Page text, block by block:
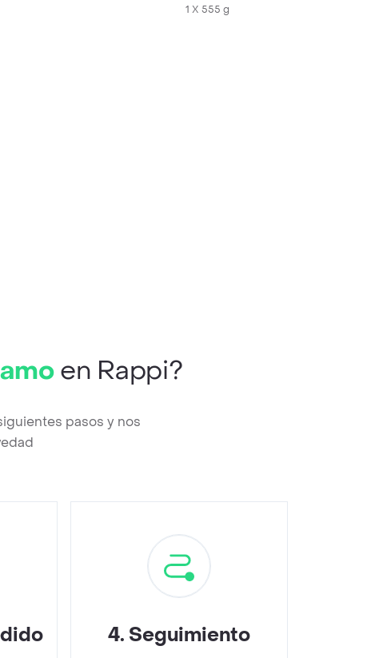
1 X 555 g
en Rappi?
pasos y nos
4. Seguimiento